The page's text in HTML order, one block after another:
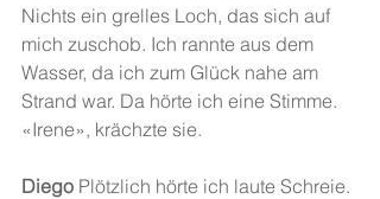
Nichts ein grelles Loch, das sich auf
mich zuschob. Ich rannte aus dem
Wasser, da ich zum Glück nahe am
Strand war. Da hörte ich eine Stimme.
«Irene», krächzte sie.
Diego Plötzlich hörte ich laute Schreie.